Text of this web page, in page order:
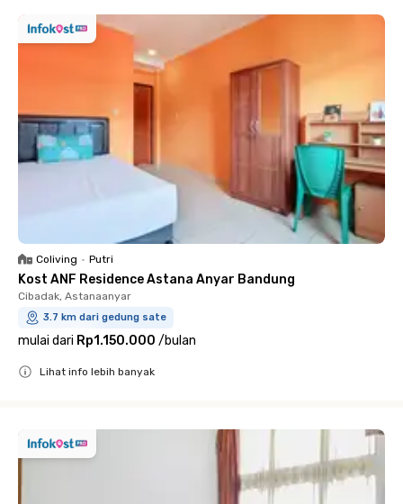
Coliving • Putri
Kost ANF Residence Astana Anyar Bandung
Cibadak, Astanaanyar
3.7 km dari gedung sate
mulai dari Rp1.150.000 /bulan
Lihat info lebih banyak